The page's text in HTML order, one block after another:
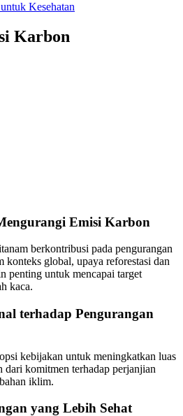
Kesehatan
Karbon
Emisi Karbon
berkontribusi pada pengurangan
konteks global, upaya reforestasi dan
penting untuk mencapai target
kaca.
terhadap Pengurangan
kebijakan untuk meningkatkan luas
dari komitmen terhadap perjanjian
iklim.
yang Lebih Sehat